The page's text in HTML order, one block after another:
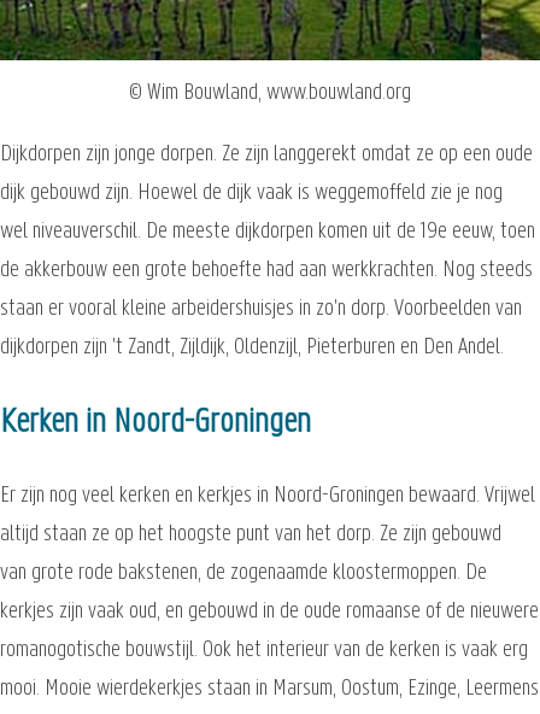
© Wim Bouwland, www.bouwland.org
Dijkdorpen zijn jonge dorpen. Ze zijn langgerekt omdat ze op een oude
dijk gebouwd zijn. Hoewel de dijk vaak is weggemoffeld zie je nog
wel niveauverschil. De meeste dijkdorpen komen uit de 19e eeuw, toen
de akkerbouw een grote behoefte had aan werkkrachten. Nog steeds
staan er vooral kleine arbeidershuisjes in zo'n dorp. Voorbeelden van
dijkdorpen zijn 't Zandt, Zijldijk, Oldenzijl, Pieterburen en Den Andel.
Kerken in Noord-Groningen
Er zijn nog veel kerken en kerkjes in Noord-Groningen bewaard. Vrijwel
altijd staan ze op het hoogste punt van het dorp. Ze zijn gebouwd
van grote rode bakstenen, de zogenaamde kloostermoppen. De
kerkjes zijn vaak oud, en gebouwd in de oude romaanse of de nieuwere
romanogotische bouwstijl. Ook het interieur van de kerken is vaak erg
mooi. Mooie wierdekerkjes staan in Marsum, Oostum, Ezinge, Leermens